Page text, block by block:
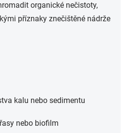
organické nečistoty,
příznaky znečištěné nádrže
kalu nebo sedimentu
nebo biofilm